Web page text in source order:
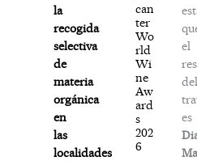
la
recogida
selectiva
de
materia
orgánica
en
las
localidades
can
ter
Wo
rld
Wi
ne
Aw
ard
s
202
6
el
del
es